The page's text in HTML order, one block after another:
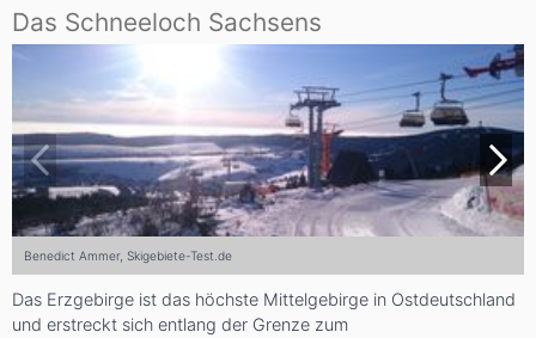
Das Schneeloch Sachsens
Benedict Ammer, Skigebiete-Test.de
Das Erzgebirge ist das höchste Mittelgebirge in Ostdeutschland
und erstreckt sich entlang der Grenze zum